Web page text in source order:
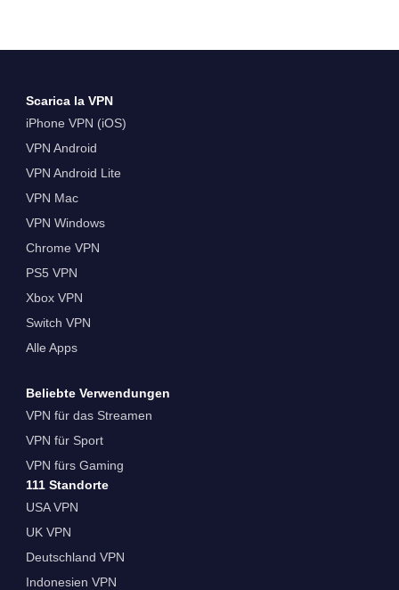
internationale Version von&hellip;
Scarica la VPN
iPhone VPN (iOS)
VPN Android
VPN Android Lite
VPN Mac
VPN Windows
Chrome VPN
PS5 VPN
Xbox VPN
Switch VPN
Alle Apps
Beliebte Verwendungen
VPN für das Streamen
VPN für Sport
VPN fürs Gaming
111 Standorte
USA VPN
UK VPN
Deutschland VPN
Indonesien VPN